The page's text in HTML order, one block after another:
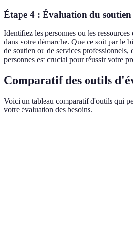
Étape 4 : Évaluation du soutien
Identifiez les personnes ou les
dans votre démarche. Que ce soit par le
de soutien ou de services professionnels,
personnes est crucial pour réussir votre
Comparatif des outils
Voici un tableau comparatif d'outils qui
votre évaluation des besoins.